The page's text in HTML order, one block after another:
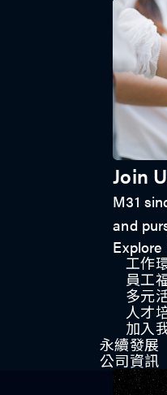
Join
M31
and
Explore
工作
員工
多元
人才
加入
永續發展
公司資訊